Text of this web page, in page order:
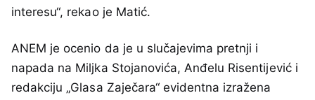
interesu“, rekao je Matić.
ANEM je ocenio da je u slučajevima pretnji i
napada na Miljka Stojanovića, Anđelu Risentijević i
redakciju „Glasa Zaječara“ evidentna izražena